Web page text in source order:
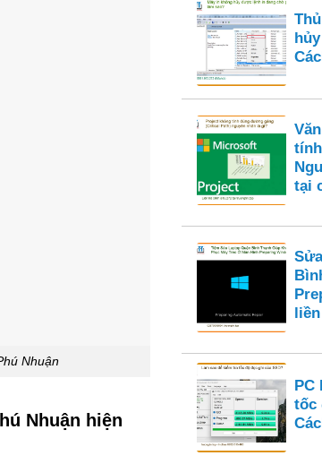
Nhuận
Nhuận hiện
tại
liền
PC
tốc